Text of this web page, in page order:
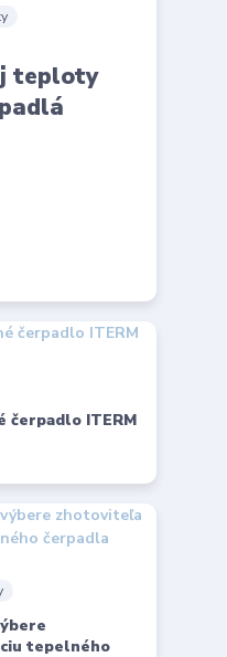
teploty
čerpadlo ITERM
tepelného